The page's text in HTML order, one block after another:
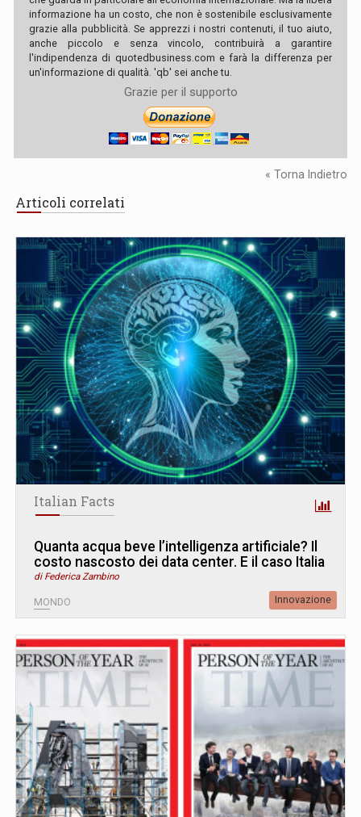
informazione ha un costo, che non è sostenibile esclusivamente
grazie alla pubblicità. Se apprezzi i nostri contenuti, il tuo aiuto,
anche piccolo e senza vincolo, contribuirà a garantire
l'indipendenza di quotedbusiness.com e farà la differenza per
un'informazione di qualità. 'qb' sei anche tu.
Grazie per il supporto
« Torna Indietro
Articoli correlati
Italian Facts
Quanta acqua beve l’intelligenza artificiale? Il
costo nascosto dei data center. E il caso Italia
di Federica Zambino
MONDO Innovazione